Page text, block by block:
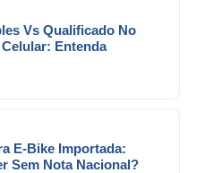
Vs Qualificado No
Entenda
E-Bike Importada:
Sem Nota Nacional?